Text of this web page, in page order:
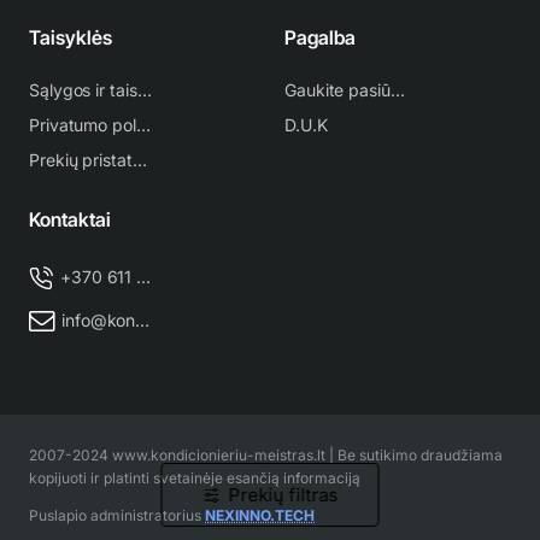
Taisyklės
Sąlygos ir taisyklės
Privatumo politika
Prekių pristatymas
Pagalba
Gaukite pasiūlymą
D.U.K
Kontaktai
+370 611 38 500
info@kondicionieriu-meistras.lt
2007-2024 www.kondicionieriu-meistras.lt | Be sutikimo draudžiama
kopijuoti ir platinti svetainėje esančią informaciją
Puslapio administratorius NEXINNO.TECH
Prekių filtras